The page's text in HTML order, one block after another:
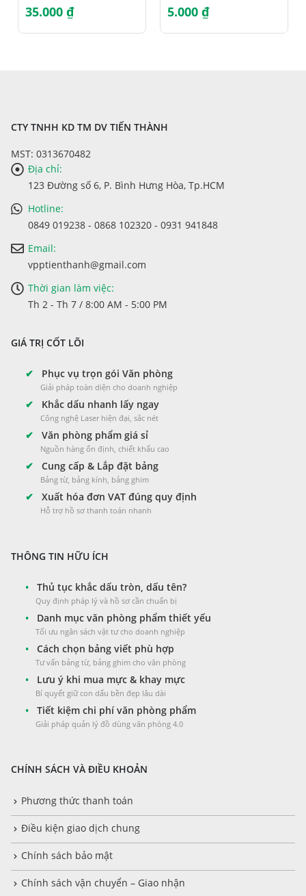
35.000 ₫ 5.000 ₫
CTY TNHH KD TM DV TIẾN THÀNH
MST: 0313670482
Địa chỉ:
123 Đường số 6, P. Bình Hưng Hòa, Tp.HCM
Hotline:
0849 019238 - 0868 102320 - 0931 941848
Email:
vpptienthanh@gmail.com
Thời gian làm việc:
Th 2 - Th 7 / 8:00 AM - 5:00 PM
GIÁ TRỊ CỐT LÕI
✔ Phục vụ trọn gói Văn phòng
Giải pháp toàn diện cho doanh nghiệp
✔ Khắc dấu nhanh lấy ngay
Công nghệ Laser hiện đại, sắc nét
✔ Văn phòng phẩm giá sỉ
Nguồn hàng ổn định, chiết khấu cao
✔ Cung cấp & Lắp đặt bảng
Bảng từ, bảng kính, bảng ghim
✔ Xuất hóa đơn VAT đúng quy định
Hỗ trợ hồ sơ thanh toán nhanh
THÔNG TIN HỮU ÍCH
• Thủ tục khắc dấu tròn, dấu tên?
Quy định pháp lý và hồ sơ cần chuẩn bị
• Danh mục văn phòng phẩm thiết yếu
Tối ưu ngân sách vật tư cho doanh nghiệp
• Cách chọn bảng viết phù hợp
Tư vấn bảng từ, bảng ghim cho văn phòng
• Lưu ý khi mua mực & khay mực
Bí quyết giữ con dấu bền đẹp lâu dài
• Tiết kiệm chi phí văn phòng phẩm
Giải pháp quản lý đồ dùng văn phòng 4.0
CHÍNH SÁCH VÀ ĐIỀU KHOẢN
Phương thức thanh toán
Điều kiện giao dịch chung
Chính sách bảo mật
Chính sách vận chuyển – Giao nhận